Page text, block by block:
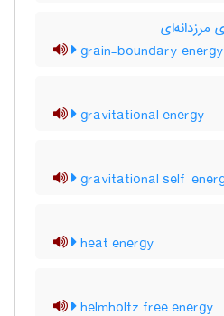
مرزدانه‌ای
grain-boundary energy
gravitational energy
gravitational self-
heat energy
helmholtz free energy